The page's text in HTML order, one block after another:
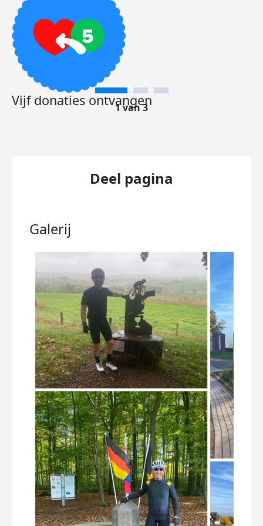
Vijf donaties ontvangen
1 van 3
Deel pagina
Galerij